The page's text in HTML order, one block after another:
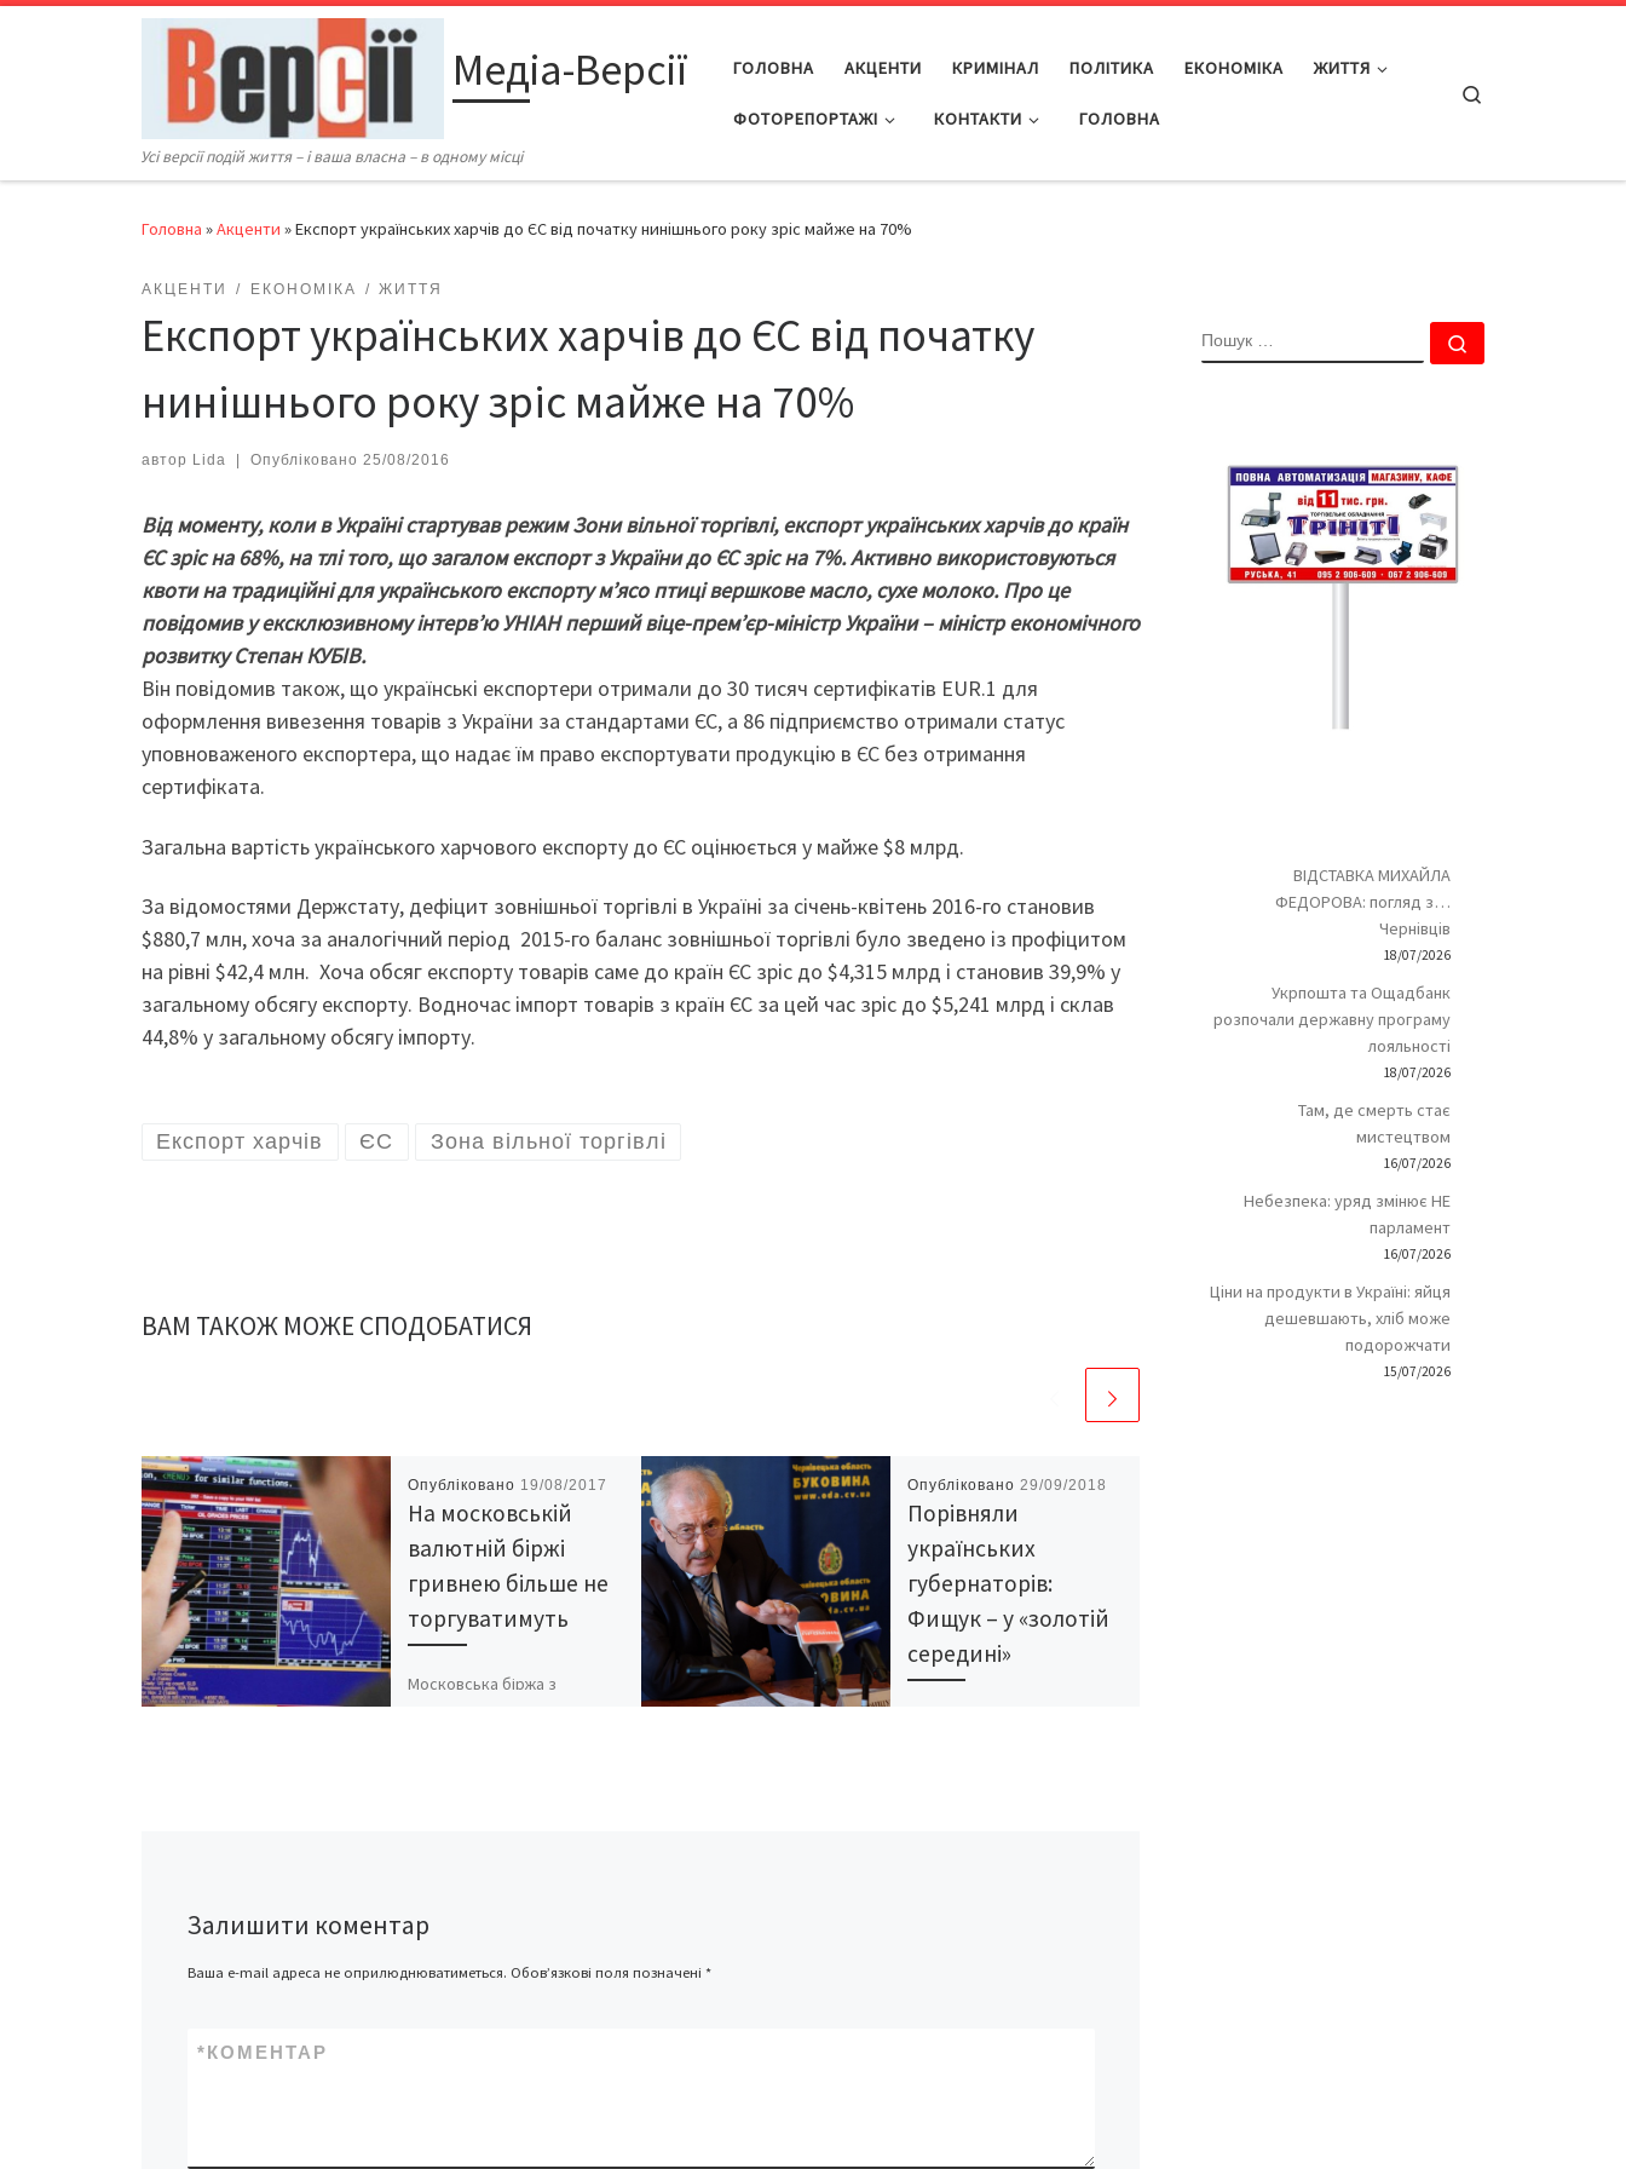
Перейти до вмісту
Медіа-Версії
Усі версії подій життя – і ваша власна – в одному місці
ГОЛОВНА АКЦЕНТИ КРИМІНАЛ ПОЛІТИКА ЕКОНОМІКА ЖИТТЯ
ФОТОРЕПОРТАЖІ КОНТАКТИ ГОЛОВНА
Головна »Акценти »Експорт українських харчів до ЄС від початку нинішнього року зріс майже на 70%
АКЦЕНТИ ЕКОНОМІКА ЖИТТЯ
Експорт українських харчів до ЄС від початку
нинішнього року зріс майже на 70%
автор Lida Опубліковано 25/08/2016
Від моменту, коли в Україні стартував режим Зони вільної торгівлі, експорт українських харчів до країн
ЄС зріс на 68%, на тлі того, що загалом експорт з України до ЄС зріс на 7%. Активно використовуються
квоти на традиційні для українського експорту м’ясо птиці вершкове масло, сухе молоко. Про це
повідомив у ексклюзивному інтерв’ю УНІАН перший віце-прем’єр-міністр України – міністр економічного
розвитку Степан КУБІВ.
Він повідомив також, що українські експортери отримали до 30 тисяч сертифікатів EUR.1 для
оформлення вивезення товарів з України за стандартами ЄС, а 86 підприємство отримали статус
уповноваженого експортера, що надає їм право експортувати продукцію в ЄС без отримання
сертифіката.
Загальна вартість українського харчового експорту до ЄС оцінюється у майже $8 млрд.
За відомостями Держстату, дефіцит зовнішньої торгівлі в Україні за січень-квітень 2016-го становив
$880,7 млн, хоча за аналогічний період 2015-го баланс зовнішньої торгівлі було зведено із профіцитом
на рівні $42,4 млн. Хоча обсяг експорту товарів саме до країн ЄС зріс до $4,315 млрд і становив 39,9% у
загальному обсягу експорту. Водночас імпорт товарів з країн ЄС за цей час зріс до $5,241 млрд і склав
44,8% у загальному обсягу імпорту.
Експорт харчів ЄС Зона вільної торгівлі
ВАМ ТАКОЖ МОЖЕ СПОДОБАТИСЯ
Опубліковано 19/08/2017
На московській
валютній біржі
гривнею більше не
торгуватимуть
Московська біржа з
Опубліковано 29/09/2018
Порівняли
українських
губернаторів:
Фищук – у «золотій
середині»
Залишити коментар
Ваша e-mail адреса не оприлюднюватиметься. Обов’язкові поля позначені *
КОМЕНТАР
*
ПОШУК
ВІДСТАВКА МИХАЙЛА
ФЕДОРОВА: погляд з…
Чернівців
18/07/2026
Укрпошта та Ощадбанк
розпочали державну програму
лояльності
18/07/2026
Там, де смерть стає
мистецтвом
16/07/2026
Небезпека: уряд змінює НЕ
парламент
16/07/2026
Ціни на продукти в Україні: яйця
дешевшають, хліб може
подорожчати
15/07/2026